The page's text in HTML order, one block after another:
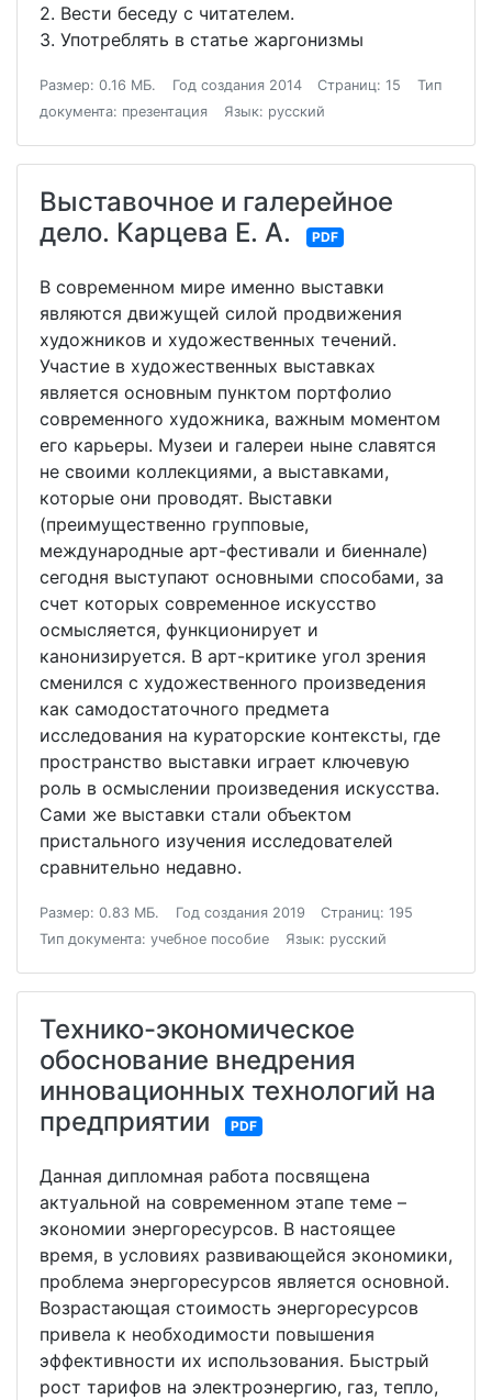
2. Вести беседу с читателем.
3. Употреблять в статье жаргонизмы
Размер: 0.16 МБ. Год создания 2014 Страниц: 15
Тип
документа: презентация
Язык: русский
Выставочное и галерейное
дело. Карцева Е. А.
PDF
В современном мире именно выставки
являются движущей силой продвижения
художников и художественных течений.
Участие в художественных выставках
является основным пунктом портфолио
современного художника, важным моментом
его карьеры. Музеи и галереи ныне славятся
не своими коллекциями, а выставками,
которые они проводят. Выставки
(преимущественно групповые,
международные арт-фестивали и биеннале)
сегодня выступают основными способами, за
счет которых современное искусство
осмысляется, функционирует и
канонизируется. В арт-критике угол зрения
сменился с художественного произведения
как самодостаточного предмета
исследования на кураторские контексты, где
пространство выставки играет ключевую
роль в осмыслении произведения искусства.
Сами же выставки стали объектом
пристального изучения исследователей
сравнительно недавно.
Размер: 0.83 МБ. Год создания 2019
Страниц: 195
Тип документа: учебное пособие
Язык: русский
Технико-экономическое
обоснование внедрения
инновационных технологий на
предприятии
PDF
Данная дипломная работа посвящена
актуальной на современном этапе теме –
экономии энергоресурсов. В настоящее
время, в условиях развивающейся экономики,
проблема энергоресурсов является основной.
Возрастающая стоимость энергоресурсов
привела к необходимости повышения
эффективности их использования. Быстрый
рост тарифов на электроэнергию, газ, тепло,